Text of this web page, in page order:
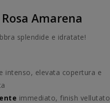
Amarena
splendide e idratate!
intenso, elevata copertura e
immediato, finish vellutato